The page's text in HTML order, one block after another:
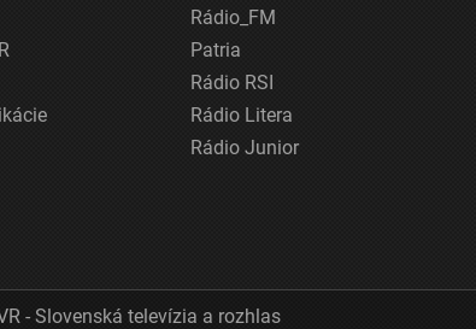
Rádio_FM
Patria
Rádio RSI
Rádio Litera
Rádio Junior
- Slovenská televízia a rozhlas